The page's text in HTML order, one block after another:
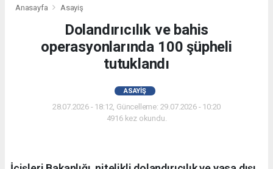
Anasayfa Asayiş
Dolandırıcılık ve bahis
operasyonlarında 100 şüpheli
tutuklandı
ASAYIŞ
28.07.2026 - 18:12, Güncelleme: 29.07.2026 - 10:20
4916 kez okundu.